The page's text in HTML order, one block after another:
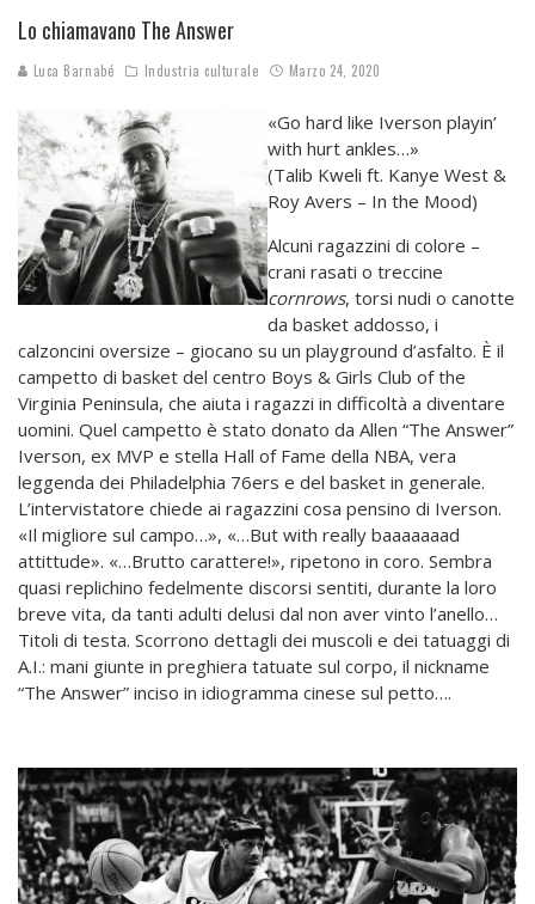
Lo chiamavano The Answer
Luca Barnabé Industria culturale Marzo 24, 2020
«Go hard like Iverson playin’
with hurt ankles…»
(Talib Kweli ft. Kanye West &
Roy Avers – In the Mood)
Alcuni ragazzini di colore –
crani rasati o treccine
cornrows, torsi nudi o canotte
da basket addosso, i
calzoncini oversize – giocano su un playground d’asfalto. È il
campetto di basket del centro Boys & Girls Club of the
Virginia Peninsula, che aiuta i ragazzi in difficoltà a diventare
uomini. Quel campetto è stato donato da Allen “The Answer”
Iverson, ex MVP e stella Hall of Fame della NBA, vera
leggenda dei Philadelphia 76ers e del basket in generale.
L’intervistatore chiede ai ragazzini cosa pensino di Iverson.
«Il migliore sul campo…», «…But with really baaaaaaad
attittude». «…Brutto carattere!», ripetono in coro. Sembra
quasi replichino fedelmente discorsi sentiti, durante la loro
breve vita, da tanti adulti delusi dal non aver vinto l’anello…
Titoli di testa. Scorrono dettagli dei muscoli e dei tatuaggi di
A.I.: mani giunte in preghiera tatuate sul corpo, il nickname
“The Answer” inciso in idiogramma cinese sul petto….